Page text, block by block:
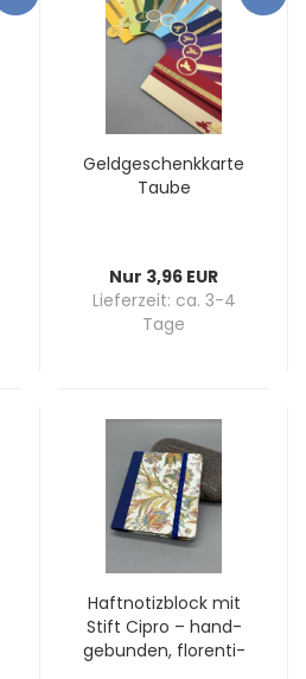
Geld­ge­schenk­kar­te
Taube
Nur 3,96 EUR
Lieferzeit: ca. 3-4
Tage
Haft­no­tiz­block mit
Stift Cipro – hand­
ge­bun­den, flo­ren­ti­